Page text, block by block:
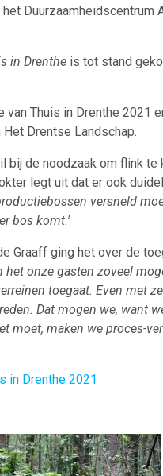
in Drenthe is tot stand
Thuis in Drenthe 2021
Drentse Landschap.
bij de noodzaak om flink
legt uit dat er ook
versneld
bos komt.'
Graaff ging het over de
het onze gasten zoveel
toegaat. Even met
Dat mogen we, want
moet, maken we proces-
in Drenthe 2021